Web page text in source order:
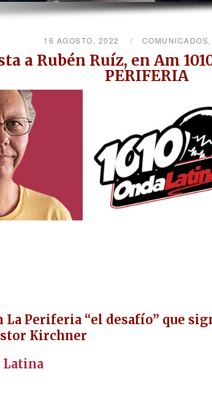
16 AGOSTO, 2022 COMUNICADOS,
a Rubén Ruíz, en Am
PERIFERIA
La Periferia “el desafío” que
Kirchner
Latina